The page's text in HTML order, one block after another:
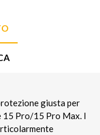
giusta per
15 Pro/15 Pro Max. I